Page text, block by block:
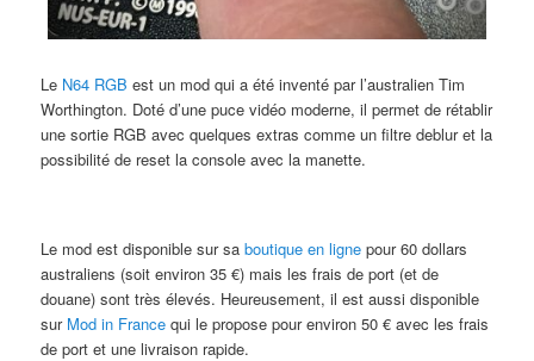
Le N64 RGB est un mod qui a été inventé par l’australien Tim
Worthington. Doté d’une puce vidéo moderne, il permet de rétablir
une sortie RGB avec quelques extras comme un filtre deblur et la
possibilité de reset la console avec la manette.
Le mod est disponible sur saboutique en ligne pour 60 dollars
australiens (soit environ 35 €) mais les frais de port (et de
douane) sont très élevés. Heureusement, il est aussi disponible
sur Mod in France qui le propose pour environ 50 € avec les frais
de port et une livraison rapide.